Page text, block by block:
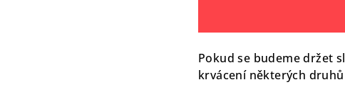
Pokud se budeme držet
krvácení některých